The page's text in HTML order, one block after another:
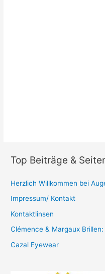
Top Beiträge &
Herzlich Willkommen bei
Impressum/ Kontakt
Kontaktlinsen
Clémence & Margaux
Cazal Eyewear